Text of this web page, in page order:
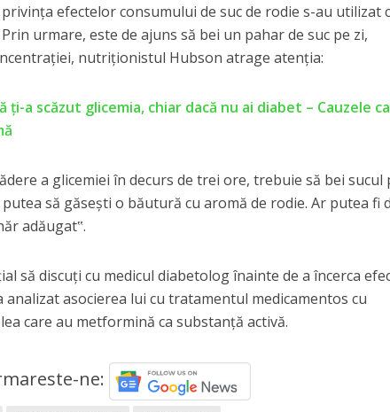
efectelor consumului de suc de rodie s-au utilizat
urmare, este de ajuns să bei un pahar de suc pe zi,
nutriţionistul Hubson atrage atenţia:
ți-a scăzut glicemia, chiar dacă nu ai diabet – Cauzele
a glicemiei în decurs de trei ore, trebuie să bei sucul
să găseşti o băutură cu aromă de rodie. Ar putea fi
adăugat‟.
să discuţi cu medicul diabetolog înainte de a încerca
asocierea lui cu tratamentul medicamentos cu
care au metformină ca substanţă activă.
ne: